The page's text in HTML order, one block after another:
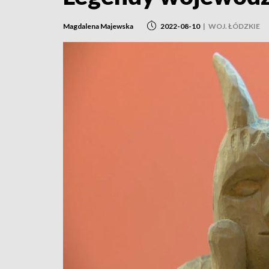
Magdalena Majewska 2022-08-10 | WOJ. ŁÓDZKIE